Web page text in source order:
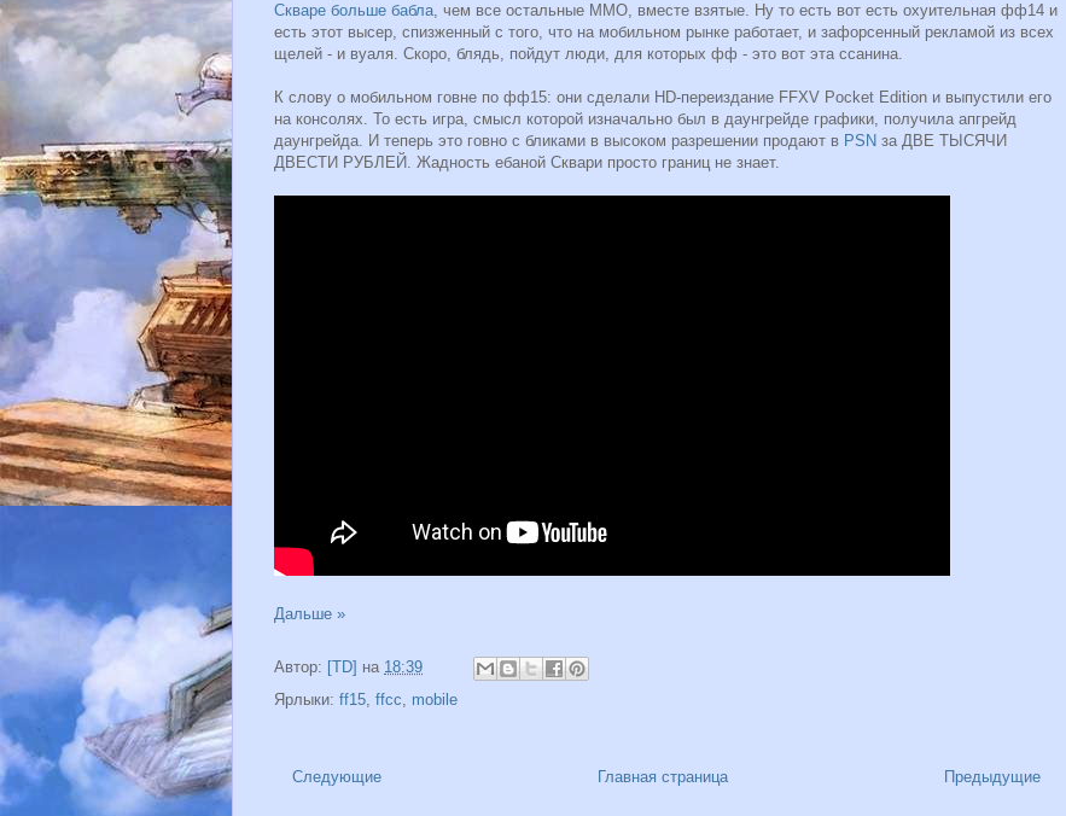
Скваре больше бабла, чем все остальные ММО, вместе взятые. Ну то есть вот есть охуительная фф14 и
есть этот высер, спизженный с того, что на мобильном рынке работает, и зафорсенный рекламой из всех
щелей - и вуаля. Скоро, блядь, пойдут люди, для которых фф - это вот эта ссанина.
К слову о мобильном говне по фф15: они сделали HD-переиздание FFXV Pocket Edition и выпустили его
на консолях. То есть игра, смысл которой изначально был в даунгрейде графики, получила апгрейд
даунгрейда. И теперь это говно с бликами в высоком разрешении продают в PSN за ДВЕ ТЫСЯЧИ
ДВЕСТИ РУБЛЕЙ. Жадность ебаной Сквари просто границ не знает.
Дальше »
Автор: [TD] на 18:39
Ярлыки: ff15, ffcc, mobile
Следующие Предыдущие
Главная страница